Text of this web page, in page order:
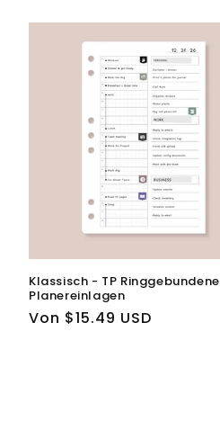
Klassisch - TP Ringgebundene
Planereinlagen
Normaler
Von $15.49 USD